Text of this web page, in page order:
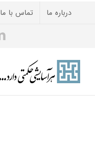
درباره ما تماس با ما